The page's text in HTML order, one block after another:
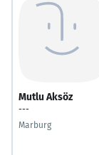
Mutlu Aksöz
---
Marburg